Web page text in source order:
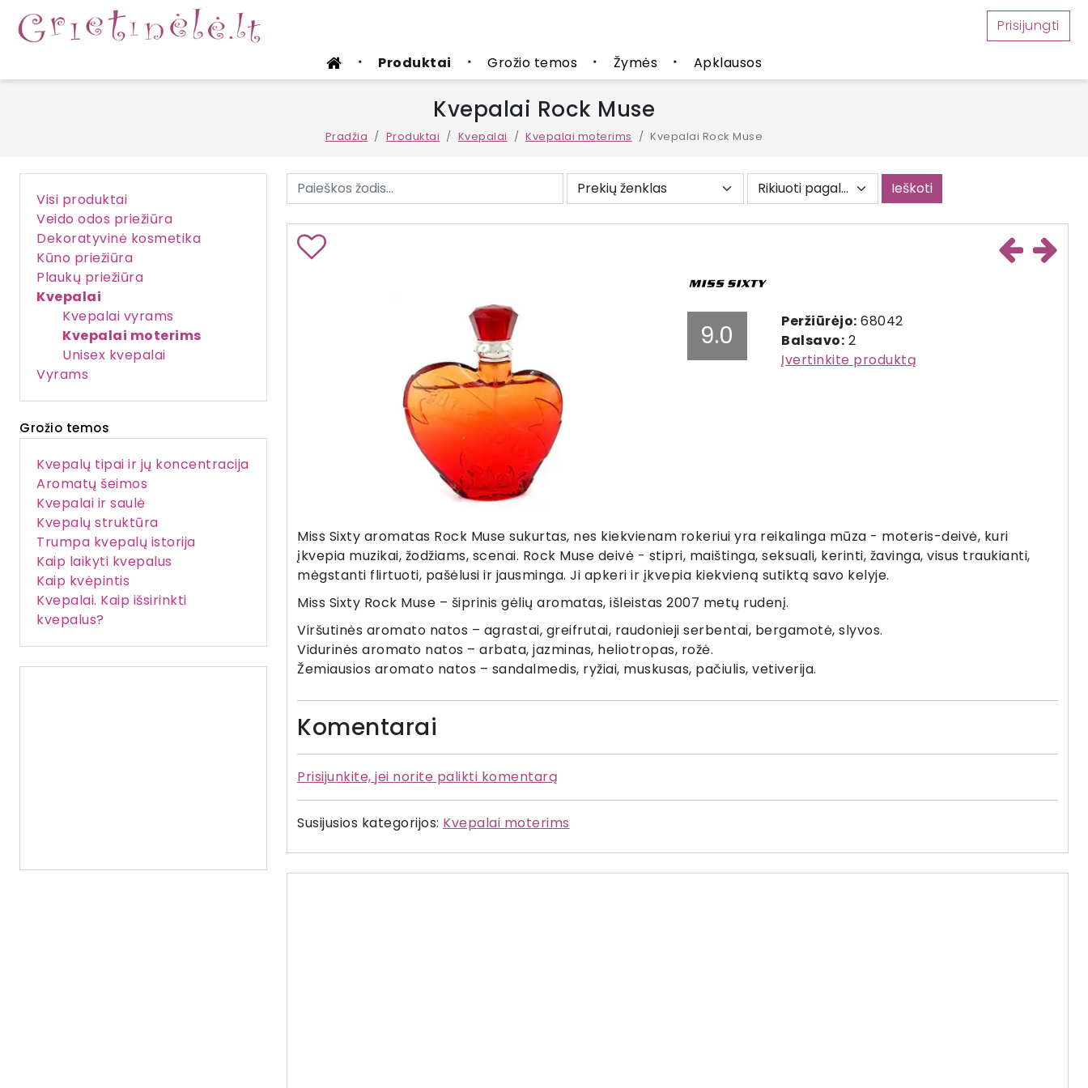
Prisijungti
■ Produktai ■ Grožio temos ■ Žymės ■ Apklausos
Kvepalai Rock Muse
Pradžia Produktai Kvepalai Kvepalai moterims Kvepalai Rock Muse
Visi produktai
Veido odos priežiūra
Dekoratyvinė kosmetika
Kūno priežiūra
Plaukų priežiūra
Kvepalai
Kvepalai vyrams
Kvepalai moterims
Unisex kvepalai
Vyrams
Grožio temos
Kvepalų tipai ir jų koncentracija
Aromatų šeimos
Kvepalai ir saulė
Kvepalų struktūra
Trumpa kvepalų istorija
Kaip laikyti kvepalus
Kaip kvėpintis
Kvepalai. Kaip išsirinkti
kvepalus?
Ieškoti
9.0 Peržiūrėjo: 68042
Balsavo: 2
Įvertinkite produktą
Miss Sixty aromatas Rock Muse sukurtas, nes kiekvienam rokeriui yra reikalinga mūza - moteris-deivė, kuri
įkvepia muzikai, žodžiams, scenai. Rock Muse deivė - stipri, maištinga, seksuali, kerinti, žavinga, visus traukianti,
mėgstanti flirtuoti, pašėlusi ir jausminga. Ji apkeri ir įkvepia kiekvieną sutiktą savo kelyje.
Miss Sixty Rock Muse – šiprinis gėlių aromatas, išleistas 2007 metų rudenį.
Viršutinės aromato natos – agrastai, greifrutai, raudonieji serbentai, bergamotė, slyvos.
Vidurinės aromato natos – arbata, jazminas, heliotropas, rožė.
Žemiausios aromato natos – sandalmedis, ryžiai, muskusas, pačiulis, vetiverija.
Komentarai
Prisijunkite, jei norite palikti komentarą
Susijusios kategorijos: Kvepalai moterims